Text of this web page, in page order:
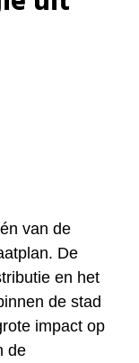
van de
De
en het
de stad
impact op
de